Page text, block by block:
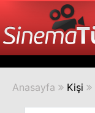
Anasayfa Kişi